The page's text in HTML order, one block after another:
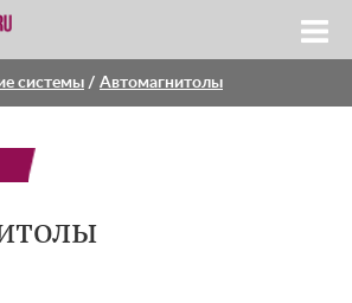
системы / Автомагнитолы